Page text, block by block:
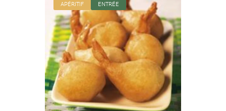
APÉRITIF ENTRÉE